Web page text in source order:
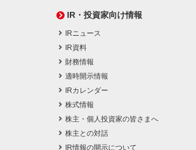
IR・投資家向け情報
IRニュース
IR資料
財務情報
適時開示情報
IRカレンダー
株式情報
株主・個人投資家の皆さまへ
株主との対話
IR情報の開示について